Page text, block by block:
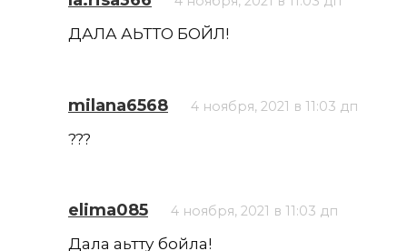
ДАЛА АЬТТО БОЙЛ!
milana6568 4 ноября, 2021 в 11:03 дп
???
elima085 4 ноября, 2021 в 11:03 дп
Дала аьтту бойла!